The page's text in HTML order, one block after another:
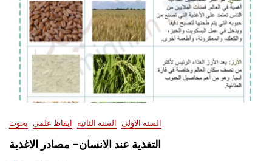
السنة الاولى السنة الثانية ايقاظ علمي بحوث
التغذية عند الانسان- مصادر الاغذية